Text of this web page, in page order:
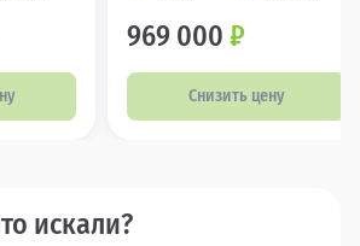
969 000 ₽
Снизить цену
искали?